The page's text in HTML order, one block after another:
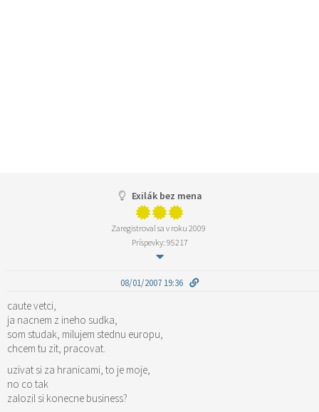
Exilák bez mena
Zaregistroval sa v roku 2009
Príspevky: 95217
08/01/2007 19:36
caute vetci,
ja nacnem z ineho sudka,
som studak, milujem stednu europu,
chcem tu zit, pracovat.
uzivat si za hranicami, to je moje,
no co tak
zalozil si konecne business?